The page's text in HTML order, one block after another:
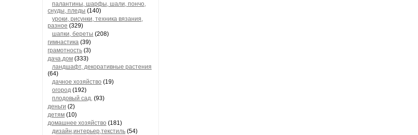
палантины, шарфы, шали, пончо,
снуды, пледы (140)
уроки, рисунки, техника вязания,
разное (329)
шапки, береты (208)
гимнастика (39)
грамотность (3)
дача,дом (333)
ландшафт, декоративные растения
(64)
дачное хозяйство (19)
огород (192)
плодовый сад, (93)
деньги (2)
детям (10)
домашнее хозяйство (181)
дизайн,интерьер,текстиль (54)